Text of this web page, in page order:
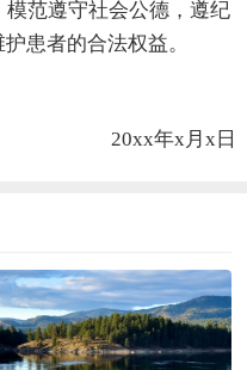
范遵守社会公德，遵纪
患者的合法权益。
20xx年x月x日